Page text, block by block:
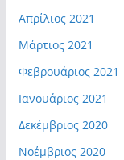
Απρίλιος 2021
Μάρτιος 2021
Φεβρουάριος 2021
Ιανουάριος 2021
Δεκέμβριος 2020
Νοέμβριος 2020